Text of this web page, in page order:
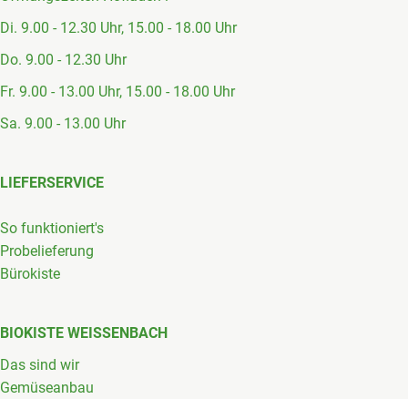
Di. 9.00 - 12.30 Uhr, 15.00 - 18.00 Uhr
Do. 9.00 - 12.30 Uhr
Fr. 9.00 - 13.00 Uhr, 15.00 - 18.00 Uhr
Sa. 9.00 - 13.00 Uhr
LIEFERSERVICE
So funktioniert's
Probelieferung
Bürokiste
BIOKISTE WEISSENBACH
Das sind wir
Gemüseanbau